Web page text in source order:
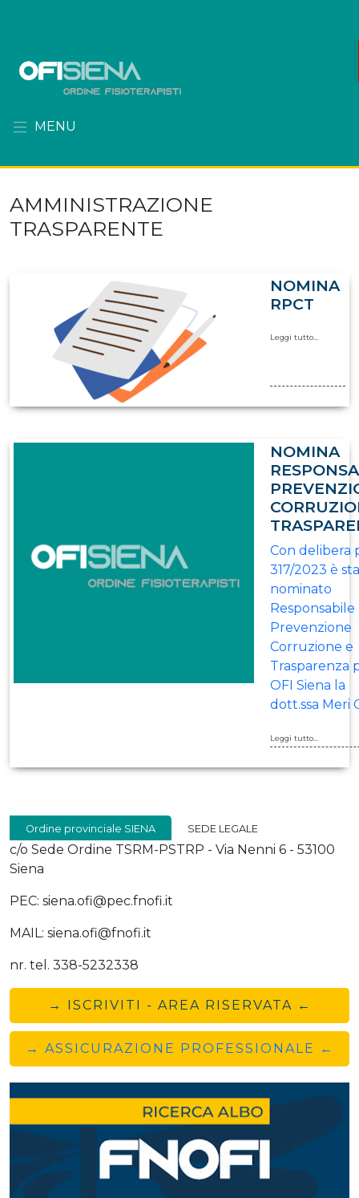
MENU
AMMINISTRAZIONE
TRASPARENTE
NOMINA
RPCT
Leggi tutto...
NOMINA
Con delibera
317/2023 è
nominato
Responsabile
Prevenzione
Corruzione e
Trasparenza
OFI Siena la
dott.ssa Meri
Leggi tutto...
Ordine provinciale SIENA SEDE LEGALE
c/o Sede Ordine TSRM-PSTRP - Via Nenni 6 - 53100
Siena
PEC: siena.ofi@pec.fnofi.it
MAIL: siena.ofi@fnofi.it
nr. tel. 338-5232338
→ ISCRIVITI - AREA RISERVATA ←
→ ASSICURAZIONE PROFESSIONALE ←